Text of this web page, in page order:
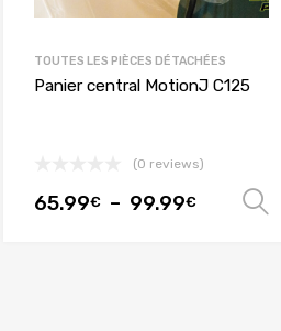
Choix des options
TOUTES LES PIÈCES DÉTACHÉES
Panier central MotionJ C125
(0 reviews)
65.99€ – 99.99€